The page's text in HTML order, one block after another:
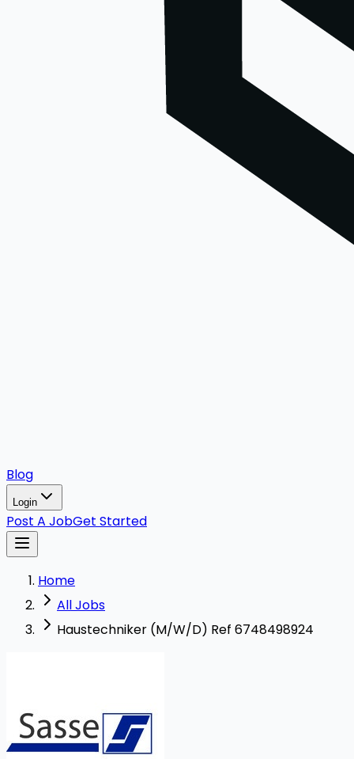
Blog
Login
Post A JobGet Started
Home
All Jobs
Haustechniker (M/W/D) Ref 6748498924